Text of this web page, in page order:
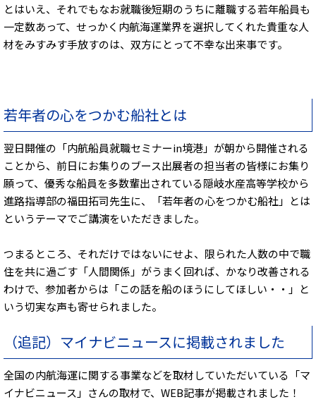
とはいえ、それでもなお就職後短期のうちに離職する若年船員も
一定数あって、せっかく内航海運業界を選択してくれた貴重な人
材をみすみす手放すのは、双方にとって不幸な出来事です。
若年者の心をつかむ船社とは
翌日開催の「内航船員就職セミナーin境港」が朝から開催される
ことから、前日にお集りのブース出展者の担当者の皆様にお集り
願って、優秀な船員を多数輩出されている隠岐水産高等学校から
進路指導部の福田拓司先生に、「若年者の心をつかむ船社」とは
というテーマでご講演をいただきました。
つまるところ、それだけではないにせよ、限られた人数の中で職
住を共に過ごす「人間関係」がうまく回れば、かなり改善される
わけで、参加者からは「この話を船のほうにしてほしい・・」と
いう切実な声も寄せられました。
（追記）マイナビニュースに掲載されました
全国の内航海運に関する事業などを取材していただいている「マ
イナビニュース」さんの取材で、WEB記事が掲載されました！